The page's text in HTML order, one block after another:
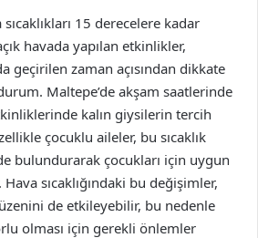
15 derecelere kadar
havada yapılan etkinlikler,
geçirilen zaman açısından dikkate
Maltepe’de akşam saatlerinde
kalın giysilerin tercih
çocuklu aileler, bu sıcaklık
bulundurarak çocukları için uygun
Hava sıcaklığındaki bu değişimler,
de etkileyebilir, bu nedenle
olması için gerekli önlemler